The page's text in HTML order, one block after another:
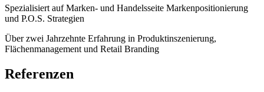
Spezialisiert auf Marken- und Handelsseite Markenpositionierung
und P.O.S. Strategien
Über zwei Jahrzehnte Erfahrung in Produktinszenierung,
Flächenmanagement und Retail Branding
Referenzen